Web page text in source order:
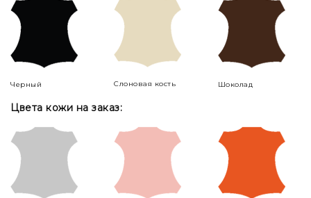
Черный Слоновая кость Шоколад
Цвета кожи на заказ: